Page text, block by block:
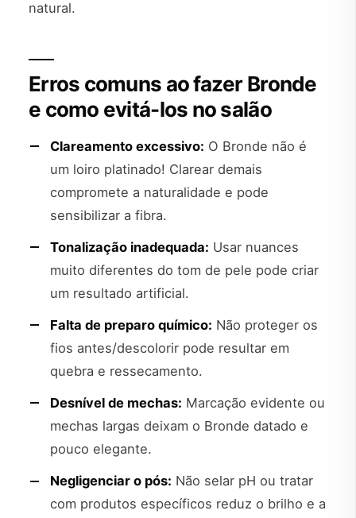
natural.
Erros comuns ao fazer Bronde
e como evitá-los no salão
Clareamento excessivo: O Bronde não é
um loiro platinado! Clarear demais
compromete a naturalidade e pode
sensibilizar a fibra.
Tonalização inadequada: Usar nuances
muito diferentes do tom de pele pode criar
um resultado artificial.
Falta de preparo químico: Não proteger os
fios antes/descolorir pode resultar em
quebra e ressecamento.
Desnível de mechas: Marcação evidente ou
mechas largas deixam o Bronde datado e
pouco elegante.
Negligenciar o pós: Não selar pH ou tratar
com produtos específicos reduz o brilho e a